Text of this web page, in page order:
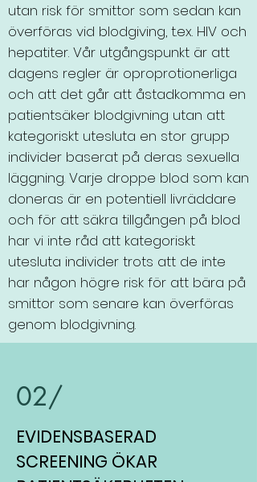
utan risk för smittor som sedan kan
överföras vid blodgiving, t.ex. HIV och
hepatiter. Vår utgångspunkt är att
dagens regler är oproprotionerliga
och att det går att åstadkomma en
patientsäker blodgivning utan att
kategoriskt utesluta en stor grupp
individer baserat på deras sexuella
läggning. Varje droppe blod som kan
doneras är en potentiell livräddare
och för att säkra tillgången på blod
har vi inte råd att kategoriskt
utesluta individer trots att de inte
har någon högre risk för att bära på
smittor som senare kan överföras
genom blodgivning.
02/
EVIDENSBASERAD
SCREENING ÖKAR